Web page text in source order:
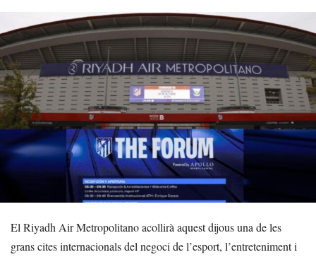
El Riyadh Air Metropolitano acollirà aquest dijous una de les
grans cites internacionals del negoci de l’esport, l’entreteniment i